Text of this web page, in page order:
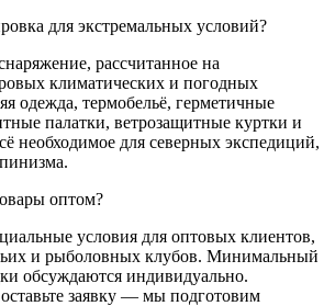
для экстремальных условий?
рассчитанное на
климатических и погодных
одежда, термобельё, герметичные
палатки, ветрозащитные куртки и
необходимое для северных экспедиций,
оптом?
условия для оптовых клиентов,
и рыболовных клубов. Минимальный
обсуждаются индивидуально.
заявку — мы подготовим